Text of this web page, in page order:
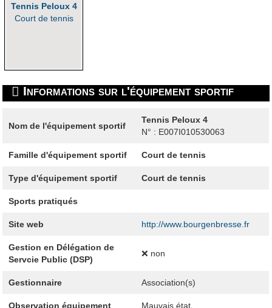
Tennis Peloux 4
Court de tennis
Informations sur l'équipement sportif
Nom de l'équipement sportif
Tennis Peloux 4
N° : E007I010530063
Famille d'équipement sportif Court de tennis
Type d'équipement sportif Court de tennis
Sports pratiqués
Site web http://www.bourgenbresse.fr
Gestion en Délégation de
Servcie Public (DSP)
❌ non
Gestionnaire Association(s)
Observation équipement Mauvais état.